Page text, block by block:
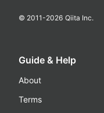
© 2011-2026 Qiita Inc.
Guide & Help
About
Terms